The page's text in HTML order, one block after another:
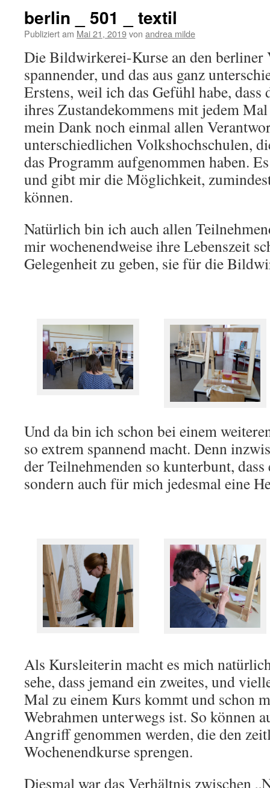
berlin _ 501 _ textil
Publiziert am Mai 21, 2019von andrea milde
Die Bildwirkerei-Kurse an den
spannender, und das aus ganz
Erstens, weil ich das Gefühl habe,
ihres Zustandekommens mit jedem
mein Dank noch einmal allen
unterschiedlichen Volkshochschulen,
das Programm aufgenommen haben.
und gibt mir die Möglichkeit,
können.
Natürlich bin ich auch allen
mir wochenendweise ihre Lebenszeit
Gelegenheit zu geben, sie für die
Und da bin ich schon bei einem
so extrem spannend macht. Denn
der Teilnehmenden so kunterbunt,
sondern auch für mich jedesmal eine
Als Kursleiterin macht es mich
sehe, dass jemand ein zweites, und
Mal zu einem Kurs kommt und schon
Webrahmen unterwegs ist. So können
Angriff genommen werden, die den
Wochenendkurse sprengen.
Diesmal war das Verhältnis zwischen